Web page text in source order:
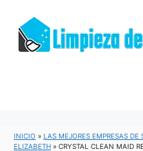
contenido
INICIO » LAS MEJORES EMPRESAS
ELIZABETH » CRYSTAL CLEAN MAID